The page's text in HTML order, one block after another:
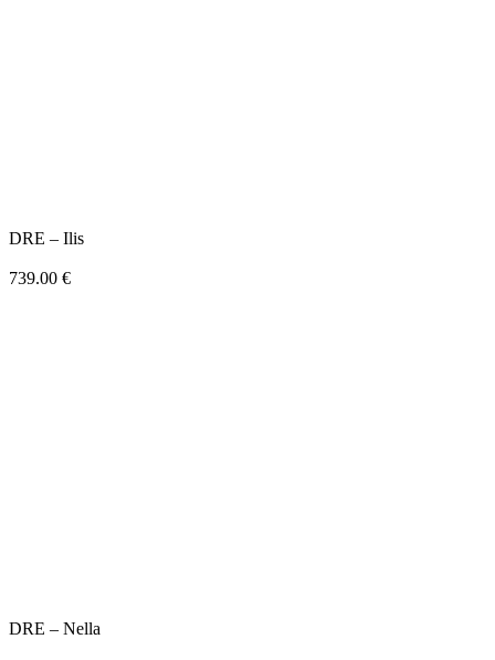
DRE – Ilis
739.00 €
DRE – Nella